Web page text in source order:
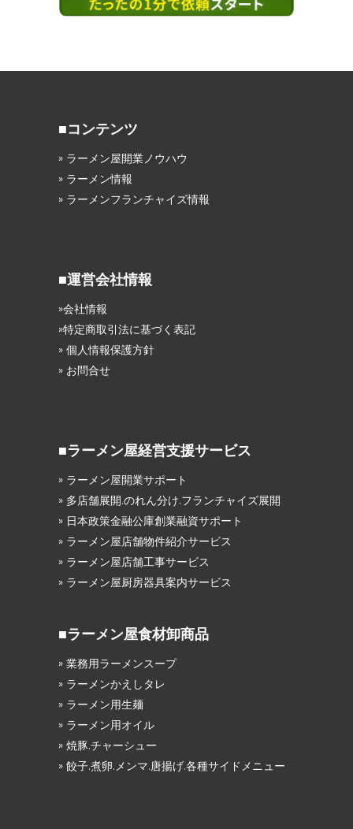
■コンテンツ
» ラーメン屋開業ノウハウ
» ラーメン情報
» ラーメンフランチャイズ情報
■運営会社情報
»会社情報
»特定商取引法に基づく表記
» 個人情報保護方針
» お問合せ
■ラーメン屋経営支援サービス
» ラーメン屋開業サポート
» 多店舗展開.のれん分け.フランチャイズ展開
» 日本政策金融公庫創業融資サポート
» ラーメン屋店舗物件紹介サービス
» ラーメン屋店舗工事サービス
» ラーメン屋厨房器具案内サービス
■ラーメン屋食材卸商品
» 業務用ラーメンスープ
» ラーメンかえしタレ
» ラーメン用生麺
» ラーメン用オイル
» 焼豚.チャーシュー
» 餃子.煮卵.メンマ.唐揚げ.各種サイドメニュー